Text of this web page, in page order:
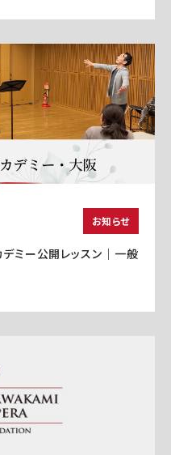
お知らせ
デミー公開レッスン｜一般